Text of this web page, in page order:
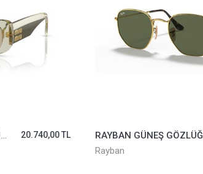
MIU MIU GÜNEŞ GÖZLÜĞÜ SMU08Y-13M04F
20.740,00 TL
Rayban